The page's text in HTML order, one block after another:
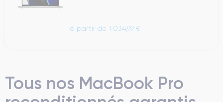
à partir de 1 034,99 €
Tous nos MacBook Pro